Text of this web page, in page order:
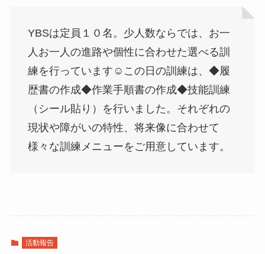
YBSは定員１０名。少人数ならでは、お一
人お一人の進路や個性に合わせた選べる訓
練を行っています☺この日の訓練は、◆履
歴書の作成◆作業手順書の作成◆技能訓練
（シール貼り）を行いました。それぞれの
現状や障がいの特性、将来像に合わせて
様々な訓練メニューをご用意しています。
活動報告